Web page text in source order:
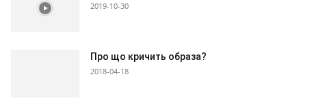
2019-10-30
Про що кричить образа?
2018-04-18